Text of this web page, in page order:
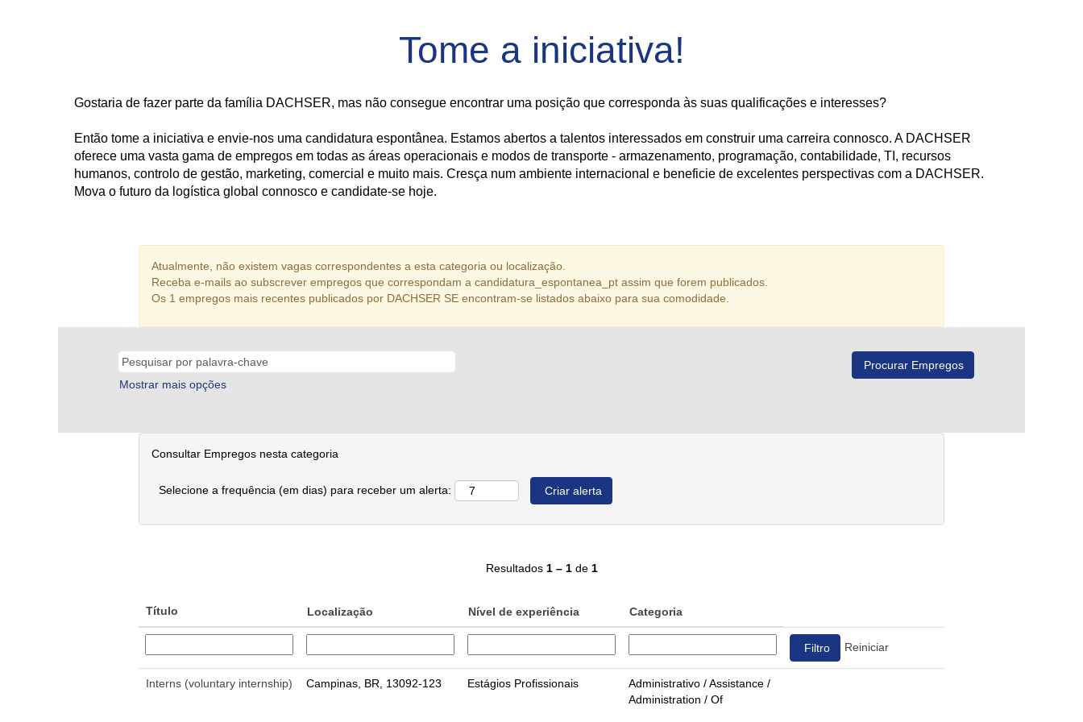
Tome a iniciativa!
Gostaria de fazer parte da família DACHSER, mas não consegue encontrar uma posição que corresponda às suas qualificações e interesses?
Então tome a iniciativa e envie-nos uma candidatura espontânea. Estamos abertos a talentos interessados em construir uma carreira connosco. A DACHSER
oferece uma vasta gama de empregos em todas as áreas operacionais e modos de transporte - armazenamento, programação, contabilidade, TI, recursos
humanos, controlo de gestão, marketing, comercial e muito mais. Cresça num ambiente internacional e beneficie de excelentes perspectivas com a DACHSER.
Mova o futuro da logística global connosco e candidate-se hoje.
Atualmente, não existem vagas correspondentes a esta categoria ou localização.
Receba e-mails ao subscrever empregos que correspondam a candidatura_espontanea_pt assim que forem publicados.
Os 1 empregos mais recentes publicados por DACHSER SE encontram-se listados abaixo para sua comodidade.
Mostrar mais opções
Consultar Empregos nesta categoria
Selecione a frequência (em dias) para receber um alerta:
Resultados 1 – 1de 1
Título Localização Nível de experiência Categoria
Reiniciar
Interns (voluntary internship) Campinas, BR, 13092-123 Estágios Profissionais
Administrativo / Assistance /
Administration / Of